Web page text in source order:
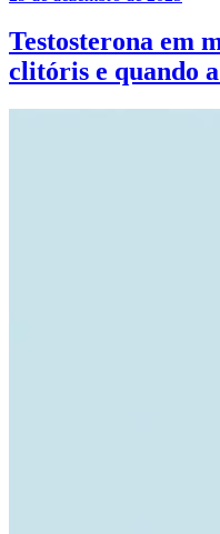
Testosterona em
clitóris e quando